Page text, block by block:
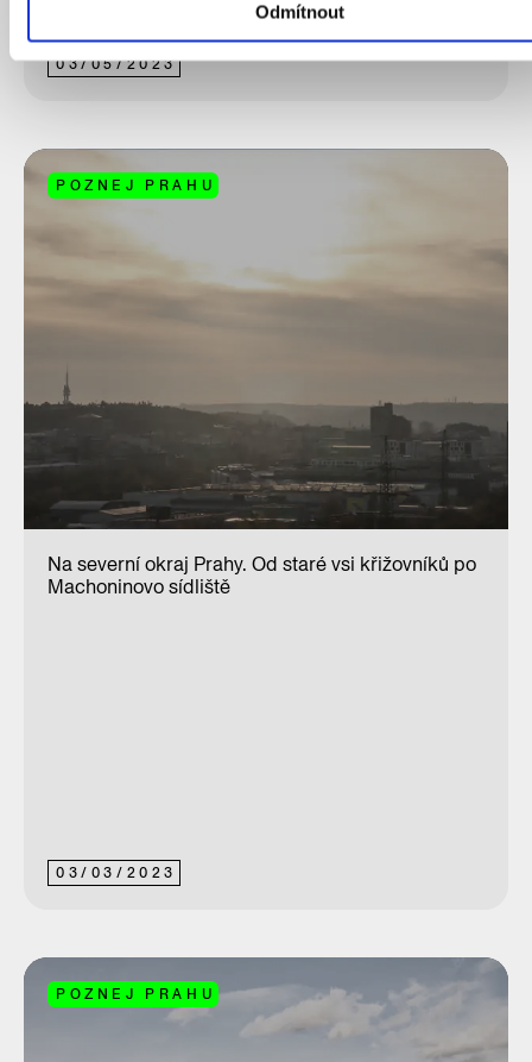
Odmítnout
03/05/2023
POZNEJ PRAHU
03/ 03/ 2023
Na severní okraj Prahy. Od staré vsi křižovníků po
Machoninovo sídliště
POZNEJ PRAHU